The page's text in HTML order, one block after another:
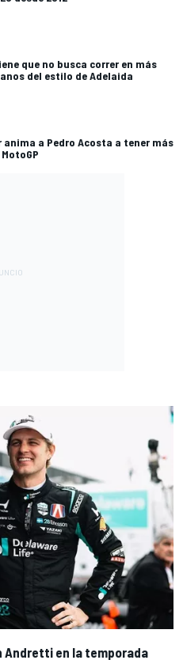
que no busca correr en más
del estilo de Adelaida
anima a Pedro Acosta a tener más
Andretti en la temporada